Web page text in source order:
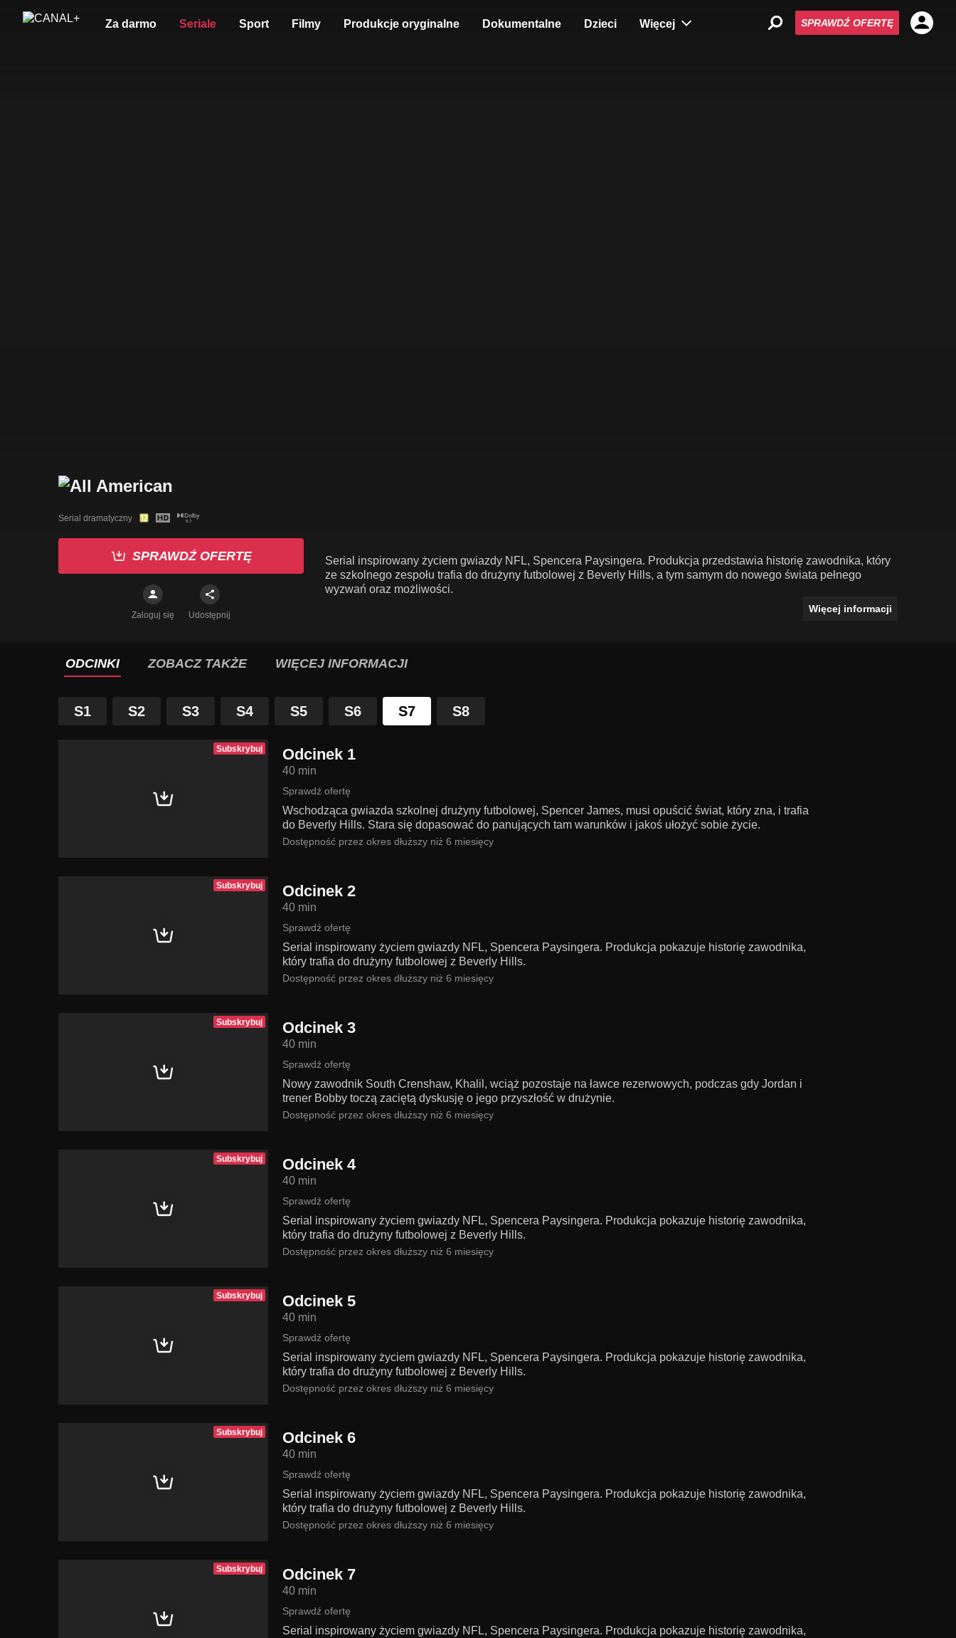
Za darmo Seriale Sport Filmy Produkcje oryginalne Dokumentalne Dzieci Więcej SPRAWDŹ OFERTĘ
Serial dramatyczny
SPRAWDŹ OFERTĘ
Zaloguj się Udostępnij
Serial inspirowany życiem gwiazdy NFL, Spencera Paysingera. Produkcja przedstawia historię zawodnika, który
ze szkolnego zespołu trafia do drużyny futbolowej z Beverly Hills, a tym samym do nowego świata pełnego
wyzwań oraz możliwości.
Więcej informacji
ODCINKI ZOBACZ TAKŻE WIĘCEJ INFORMACJI
S1 S2 S3 S4 S5 S6 S7 S8
Subskrybuj Odcinek 1
40 min
Sprawdź ofertę
Wschodząca gwiazda szkolnej drużyny futbolowej, Spencer James, musi opuścić świat, który zna, i trafia
do Beverly Hills. Stara się dopasować do panujących tam warunków i jakoś ułożyć sobie życie.
Dostępność przez okres dłuższy niż 6 miesięcy
Subskrybuj Odcinek 2
40 min
Sprawdź ofertę
Serial inspirowany życiem gwiazdy NFL, Spencera Paysingera. Produkcja pokazuje historię zawodnika,
który trafia do drużyny futbolowej z Beverly Hills.
Dostępność przez okres dłuższy niż 6 miesięcy
Subskrybuj Odcinek 3
40 min
Sprawdź ofertę
Nowy zawodnik South Crenshaw, Khalil, wciąż pozostaje na ławce rezerwowych, podczas gdy Jordan i
trener Bobby toczą zaciętą dyskusję o jego przyszłość w drużynie.
Dostępność przez okres dłuższy niż 6 miesięcy
Subskrybuj Odcinek 4
40 min
Sprawdź ofertę
Serial inspirowany życiem gwiazdy NFL, Spencera Paysingera. Produkcja pokazuje historię zawodnika,
który trafia do drużyny futbolowej z Beverly Hills.
Dostępność przez okres dłuższy niż 6 miesięcy
Subskrybuj Odcinek 5
40 min
Sprawdź ofertę
Serial inspirowany życiem gwiazdy NFL, Spencera Paysingera. Produkcja pokazuje historię zawodnika,
który trafia do drużyny futbolowej z Beverly Hills.
Dostępność przez okres dłuższy niż 6 miesięcy
Subskrybuj Odcinek 6
40 min
Sprawdź ofertę
Serial inspirowany życiem gwiazdy NFL, Spencera Paysingera. Produkcja pokazuje historię zawodnika,
który trafia do drużyny futbolowej z Beverly Hills.
Dostępność przez okres dłuższy niż 6 miesięcy
Subskrybuj Odcinek 7
40 min
Sprawdź ofertę
Serial inspirowany życiem gwiazdy NFL, Spencera Paysingera. Produkcja pokazuje historię zawodnika,